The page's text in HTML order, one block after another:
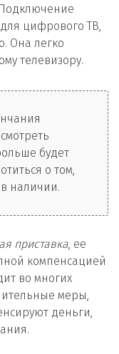
Подключение
цифрового ТВ,
Она легко
телевизору.
будет
о том,
наличии.
приставка, ее
компенсацией
во многих
меры,
деньги,